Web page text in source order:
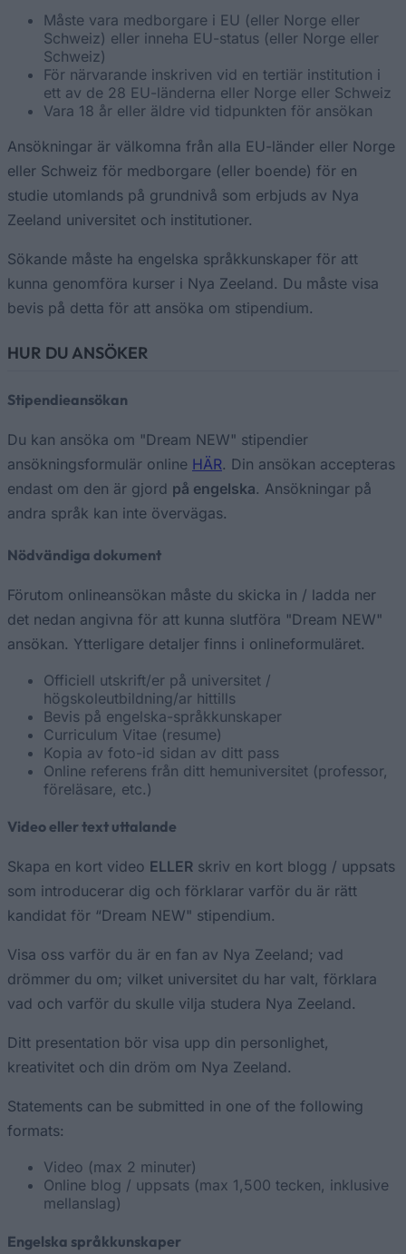
Måste vara medborgare i EU (eller Norge eller
Schweiz) eller inneha EU-status (eller Norge eller
Schweiz)
För närvarande inskriven vid en tertiär institution i
ett av de 28 EU-länderna eller Norge eller Schweiz
Vara 18 år eller äldre vid tidpunkten för ansökan
Ansökningar är välkomna från alla EU-länder eller Norge
eller Schweiz för medborgare (eller boende) för en
studie utomlands på grundnivå som erbjuds av Nya
Zeeland universitet och institutioner.
Sökande måste ha engelska språkkunskaper för att
kunna genomföra kurser i Nya Zeeland. Du måste visa
bevis på detta för att ansöka om stipendium.
HUR DU ANSÖKER
Stipendieansökan
Du kan ansöka om "Dream NEW" stipendier
ansökningsformulär online HÄR. Din ansökan accepteras
endast om den är gjord på engelska. Ansökningar på
andra språk kan inte övervägas.
Nödvändiga dokument
Förutom onlineansökan måste du skicka in / ladda ner
det nedan angivna för att kunna slutföra "Dream NEW"
ansökan. Ytterligare detaljer finns i onlineformuläret.
Officiell utskrift/er på universitet /
högskoleutbildning/ar hittills
Bevis på engelska-språkkunskaper
Curriculum Vitae (resume)
Kopia av foto-id sidan av ditt pass
Online referens från ditt hemuniversitet (professor,
föreläsare, etc.)
Video eller text uttalande
Skapa en kort video ELLER skriv en kort blogg / uppsats
som introducerar dig och förklarar varför du är rätt
kandidat för “Dream NEW" stipendium.
Visa oss varför du är en fan av Nya Zeeland; vad
drömmer du om; vilket universitet du har valt, förklara
vad och varför du skulle vilja studera Nya Zeeland.
Ditt presentation bör visa upp din personlighet,
kreativitet och din dröm om Nya Zeeland.
Statements can be submitted in one of the following
formats:
Video (max 2 minuter)
Online blog / uppsats (max 1,500 tecken, inklusive
mellanslag)
Engelska språkkunskaper